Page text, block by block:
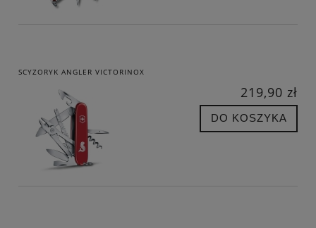
SCYZORYK ANGLER VICTORINOX
219,90 zł
DO KOSZYKA